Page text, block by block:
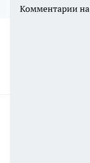
Комментарии